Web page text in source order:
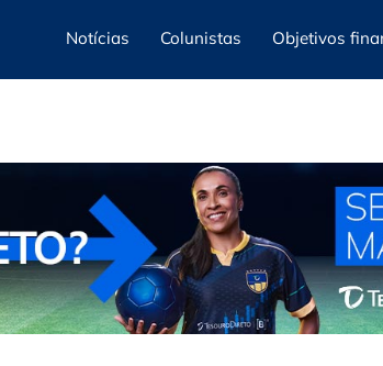
Notícias Colunistas Objetivos